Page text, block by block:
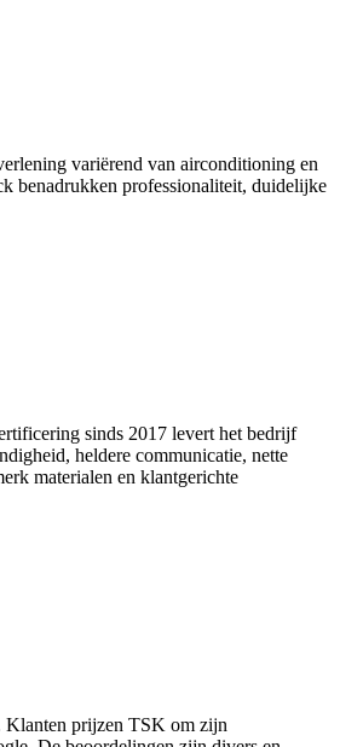
variërend van airconditioning en
benadrukken professionaliteit, duidelijke
sinds 2017 levert het bedrijf
heldere communicatie, nette
materialen en klantgerichte
Klanten prijzen TSK om zijn